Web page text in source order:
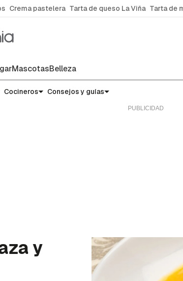
Crema pastelera Tarta de queso La Viña Tarta de
MascotasBelleza
Cocineros Consejos y guías
y